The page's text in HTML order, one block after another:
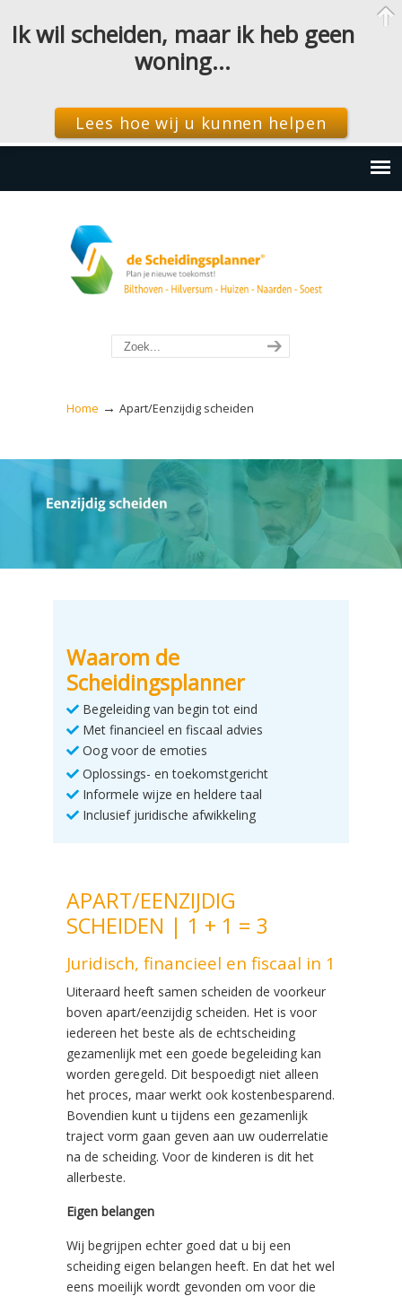
Home → Apart/Eenzijdig scheiden
Waarom de
Scheidingsplanner
Begeleiding van begin tot eind
Met financieel en fiscaal advies
Oog voor de emoties
Oplossings- en toekomstgericht
Informele wijze en heldere taal
Inclusief juridische afwikkeling
APART/EENZIJDIG
SCHEIDEN | 1 + 1 = 3
Juridisch, financieel en fiscaal in 1
Uiteraard heeft samen scheiden de voorkeur
boven apart/eenzijdig scheiden. Het is voor
iedereen het beste als de echtscheiding
gezamenlijk met een goede begeleiding kan
worden geregeld. Dit bespoedigt niet alleen
het proces, maar werkt ook kostenbesparend.
Bovendien kunt u tijdens een gezamenlijk
traject vorm gaan geven aan uw ouderrelatie
na de scheiding. Voor de kinderen is dit het
allerbeste.
Eigen belangen
Wij begrijpen echter goed dat u bij een
scheiding eigen belangen heeft. En dat het wel
eens moeilijk wordt gevonden om voor die
Ik wil scheiden, maar ik heb geen
woning…
Lees hoe wij u kunnen helpen